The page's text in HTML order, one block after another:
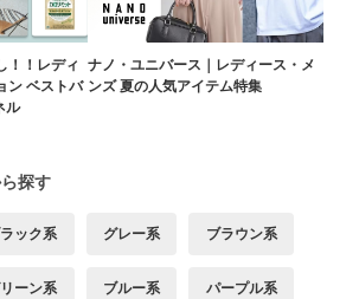
！！レディ
ン ベストバ
ル
ナノ・ユニバース｜レディース・メ
ンズ 夏の人気アイテム特集
探す
ック系 グレー系 ブラウン系
ーン系 ブルー系 パープル系